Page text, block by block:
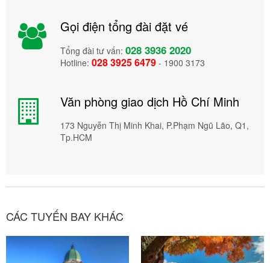
Gọi điện tổng đài đặt vé
Tổng đài tư vấn: 028 3936 2020
Hotline: 028 3925 6479 - 1900 3173
Văn phòng giao dịch Hồ Chí Minh
173 Nguyễn Thị Minh Khai, P.Phạm Ngũ Lão, Q1,
Tp.HCM
CÁC TUYẾN BAY KHÁC